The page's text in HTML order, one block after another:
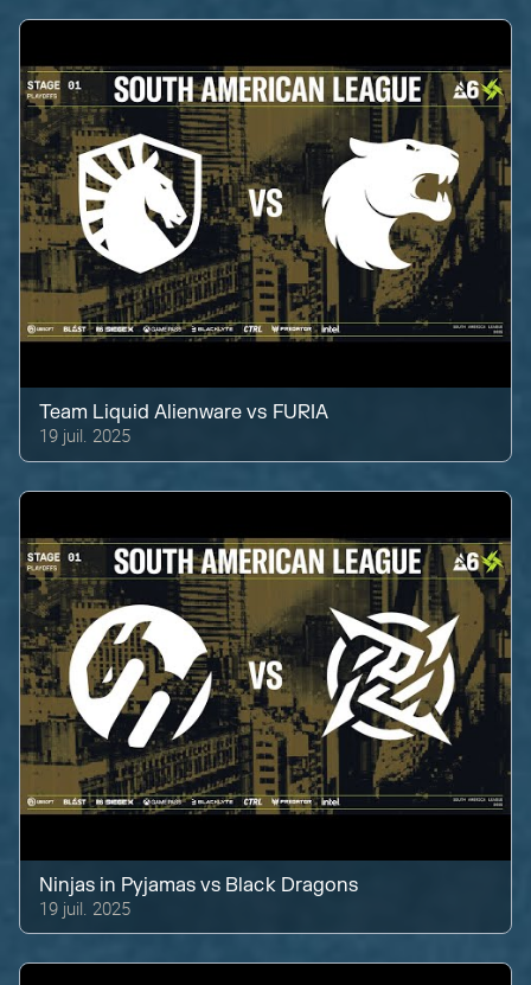
Team Liquid Alienware vs FURIA
19 juil. 2025
Ninjas in Pyjamas vs Black Dragons
19 juil. 2025